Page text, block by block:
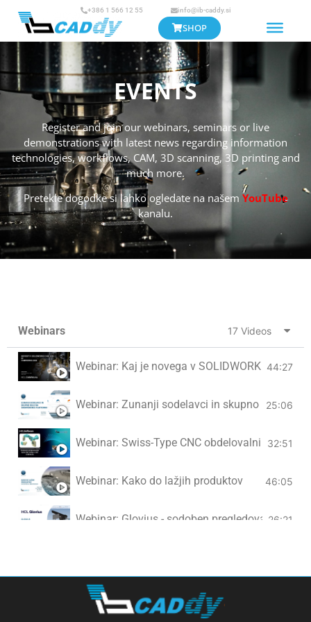
+386 1 566 12 55 info@ib-caddy.si
SHOP
EVENTS
Register and join our webinars, seminars or live
demonstrations with latest news regarding information
technologies, workflows, CAM, 3D scanning, 3D printing and
much more.
Pretekle dogodke si lahko ogledate na našem YouTube
kanalu.
Webinars 17 Videos
Webinar: Kaj je novega v SOLIDWORKS CAM
44:27
Webinar: Zunanji sodelavci in skupno delo na
25:06
Webinar: Swiss-Type CNC obdelovalni stroji
32:51
Webinar: Kako do lažjih produktov 46:05
Webinar: Glovius - sodoben pregledovalnik
26:21
Webinar: Izvajanje simulacij v okolju